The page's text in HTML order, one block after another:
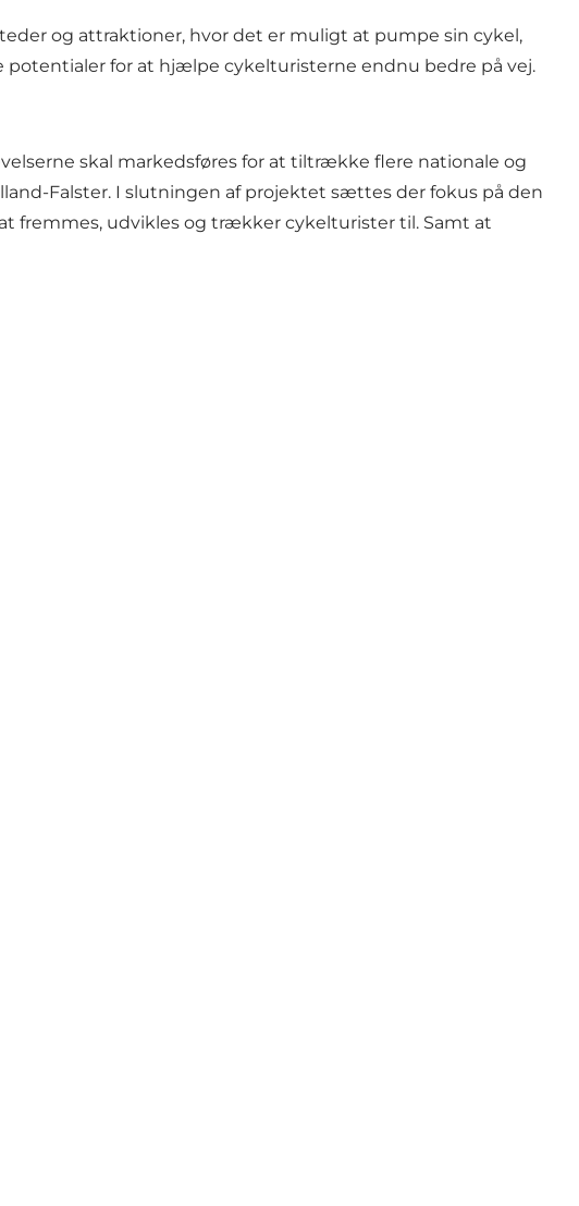
og attraktioner, hvor det er muligt at pumpe sin cykel,
for at hjælpe cykelturisterne endnu bedre på vej.
skal markedsføres for at tiltrække flere nationale og
Falster. I slutningen af projektet sættes der fokus på den
fremmes, udvikles og trækker cykelturister til. Samt at